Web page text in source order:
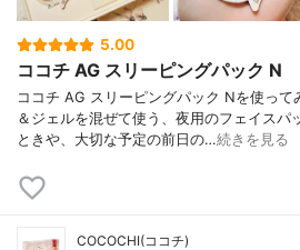
5.00
ココチ AG スリーピングパック N
ココチ AG スリーピングパック Nを使って
＆ジェルを混ぜて使う、夜用のフェイスパ
ときや、大切な予定の前日の…続きを見る
COCOCHI(ココチ)